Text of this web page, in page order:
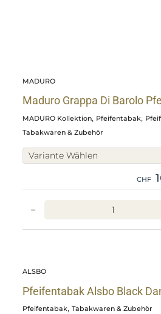
MADURO
Maduro Grappa Di Barolo
MADURO Kollektion, Pfeifentabak,
Tabakwaren & Zubehör
Variante Wählen
CHF
−
Alsbo
Black
Danish
ALSBO
Pfeifentabak Alsbo Black
Pfeifentabak, Tabakwaren & Zubehör